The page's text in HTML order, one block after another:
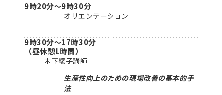
9時20分～9時30分
オリエンテーション
9時30分～17時30分
（昼休憩1時間）
木下綾子講師
生産性向上のための現場改善の基本的手
法